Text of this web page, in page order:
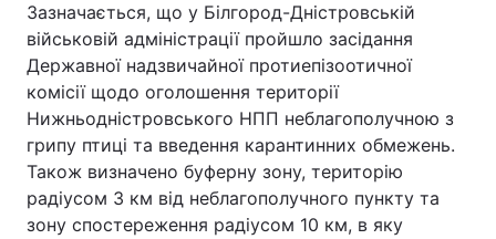
Зазначається, що у Білгород-Дністровській
військовій адміністрації пройшло засідання
Державної надзвичайної протиепізоотичної
комісії щодо оголошення території
Нижньодністровського НПП неблагополучною з
грипу птиці та введення карантинних обмежень.
Також визначено буферну зону, територію
радіусом 3 км від неблагополучного пункту та
зону спостереження радіусом 10 км, в яку